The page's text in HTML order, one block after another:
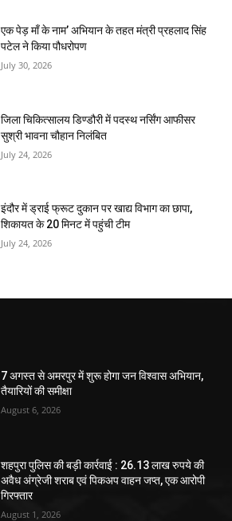
एक पेड़ माँ के नाम’ अभियान के तहत मंत्री प्रहलाद सिंह
पटेल ने किया पौधरोपण
July 30, 2026
जिला चिकित्सालय डिण्डौरी में पदस्थ नर्सिंग आफीसर
सुश्री भावना चौहान निलंबित
July 24, 2026
इंदौर में ड्राई फ्रूट दुकान पर खाद्य विभाग का छापा,
शिकायत के 20 मिनट में पहुंची टीम
July 24, 2026
7 अगस्त से अमरपुर में शुरू होगा जन विश्वास अभियान,
तैयारियों की समीक्षा
August 6, 2026
शहपुरा पुलिस की बड़ी कार्रवाई : 26.13 लाख रुपये की
अवैध अंग्रेजी शराब एवं पिकअप वाहन जप्त, एक आरोपी
गिरफ्तार
August 1, 2026